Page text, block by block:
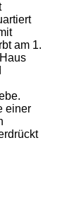
am 1.
einer